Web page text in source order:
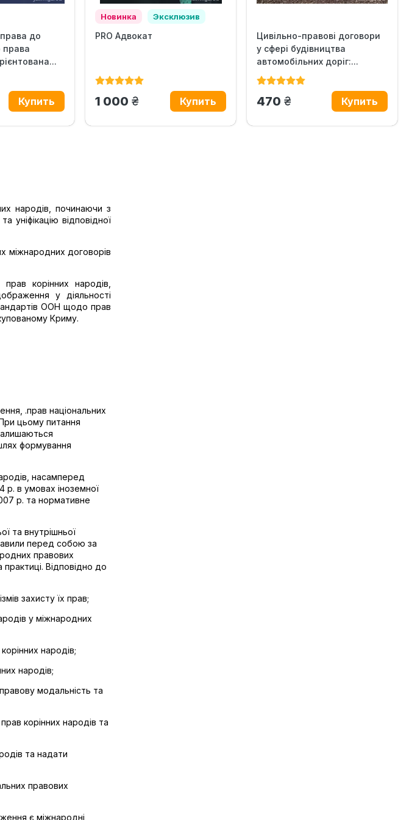
до
права
Новинка Эксклюзив
PRO Адвокат
1 000 грн.
Цивільно-правові договори
у сфері будівництва
автомобільних доріг:...
470 грн.
народів, починаючи з
відповідної
міжнародних договорів
корінних народів,
у діяльності
ООН щодо прав
Криму.
.прав національних
цьому питання
формування
насамперед
р. в умовах іноземної
р. та нормативне
та внутрішньої
перед собою за
правових
Відповідно до
захисту їх прав;
у міжнародних
народів;
народів;
модальність та
корінних народів та
та надати
правових
є міжнародні